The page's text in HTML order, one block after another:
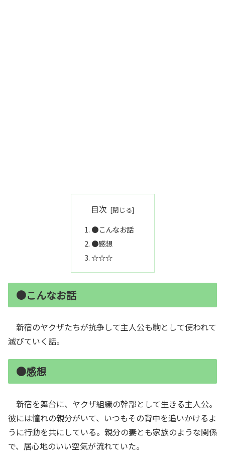
目次
●こんなお話
●感想
☆☆☆
●こんなお話
新宿のヤクザたちが抗争して主人公も駒として使われて
滅びていく話。
●感想
新宿を舞台に、ヤクザ組織の幹部として生きる主人公。
彼には憧れの親分がいて、いつもその背中を追いかけるよ
うに行動を共にしている。親分の妻とも家族のような関係
で、居心地のいい空気が流れていた。